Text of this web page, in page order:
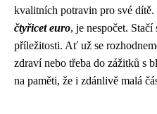
kvalitních potravin pro své
čtyřicet euro, je nespočet. Stačí
příležitosti. Ať už se
zdraví nebo třeba do zážitků s
na paměti, že i zdánlivě malá